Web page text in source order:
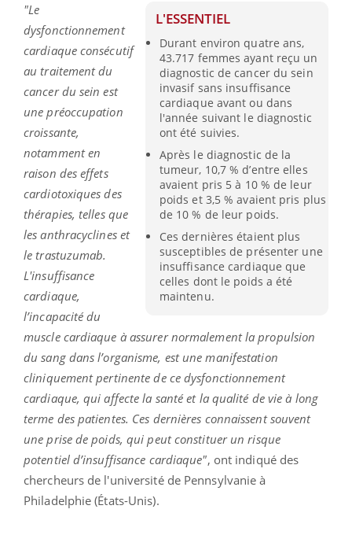
L'ESSENTIEL
Durant environ quatre ans,
43.717 femmes ayant reçu un
diagnostic de cancer du sein
invasif sans insuffisance
cardiaque avant ou dans
l'année suivant le diagnostic
ont été suivies.
Après le diagnostic de la
tumeur, 10,7 % d’entre elles
avaient pris 5 à 10 % de leur
poids et 3,5 % avaient pris plus
de 10 % de leur poids.
Ces dernières étaient plus
susceptibles de présenter une
insuffisance cardiaque que
celles dont le poids a été
maintenu.
"Le
dysfonctionnement
cardiaque consécutif
au traitement du
cancer du sein est
une préoccupation
croissante,
notamment en
raison des effets
cardiotoxiques des
thérapies, telles que
les anthracyclines et
le trastuzumab.
L'insuffisance
cardiaque,
l’incapacité du
muscle cardiaque à assurer normalement la propulsion
du sang dans l’organisme, est une manifestation
cliniquement pertinente de ce dysfonctionnement
cardiaque, qui affecte la santé et la qualité de vie à long
terme des patientes. Ces dernières connaissent souvent
une prise de poids, qui peut constituer un risque
potentiel d’insuffisance cardiaque", ont indiqué des
chercheurs de l'université de Pennsylvanie à
Philadelphie (États-Unis).